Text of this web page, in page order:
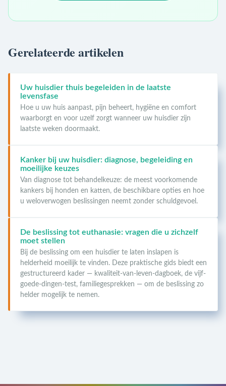
Gerelateerde artikelen
Uw huisdier thuis begeleiden in de laatste
levensfase
Hoe u uw huis aanpast, pijn beheert, hygiëne en comfort
waarborgt en voor uzelf zorgt wanneer uw huisdier zijn
laatste weken doormaakt.
Kanker bij uw huisdier: diagnose, begeleiding en
moeilijke keuzes
Van diagnose tot behandelkeuze: de meest voorkomende
kankers bij honden en katten, de beschikbare opties en hoe
u weloverwogen beslissingen neemt zonder schuldgevoel.
De beslissing tot euthanasie: vragen die u zichzelf
moet stellen
Bij de beslissing om een huisdier te laten inslapen is
helderheid moeilijk te vinden. Deze praktische gids biedt een
gestructureerd kader — kwaliteit-van-leven-dagboek, de vijf-
goede-dingen-test, familiegesprekken — om de beslissing zo
helder mogelijk te nemen.